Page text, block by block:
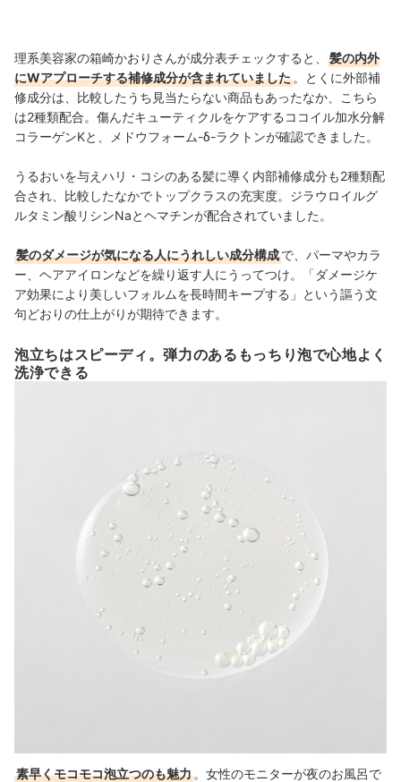
理系美容家の箱崎かおりさんが成分表チェックすると、
髪の内外
にWアプローチする補修成分が含まれていました 。とくに外部補
修成分は、比較したうち見当たらない商品もあったなか、こちら
は2種類配合。傷んだキューティクルをケアするココイル加水分解
コラーゲンKと、メドウフォーム-δ-ラクトンが確認できました。
うるおいを与えハリ・コシのある髪に導く内部補修成分も2種類配
合され、比較したなかでトップクラスの充実度。ジラウロイルグ
ルタミン酸リシンNaとヘマチンが配合されていました。
髪のダメージが気になる人にうれしい成分構成で、パーマやカラ
ー、ヘアアイロンなどを繰り返す人にうってつけ。
「ダメージケ
ア効果により美しいフォルムを長時間キープする」という謳う文
句どおりの仕上がりが期待できます。
泡立ちはスピーディ。弾力のあるもっちり泡で心地よく
洗浄できる
素早くモコモコ泡立つのも魅力 。女性のモニターが夜のお風呂で